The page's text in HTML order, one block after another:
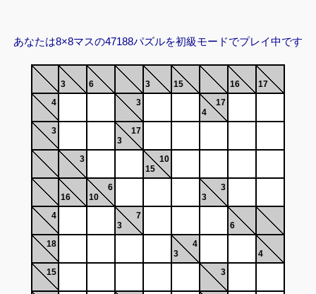
あなたは8×8マスの47188パズルを初級モードでプレイ中です
3 6 3 15 16
17
4
3
17
4
3
17
3
3
10
15
16
6
10
3
3
4
7
3
6
18
4
3
4
15
3